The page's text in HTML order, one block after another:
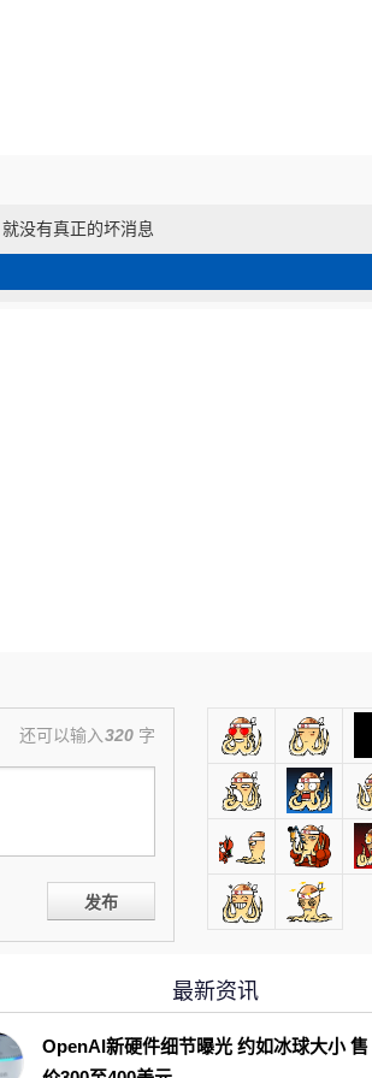
没有真正的坏消息
还可以输入320 字
发布
最新资讯
OpenAI新硬件细节曝光 约如冰球大小 售